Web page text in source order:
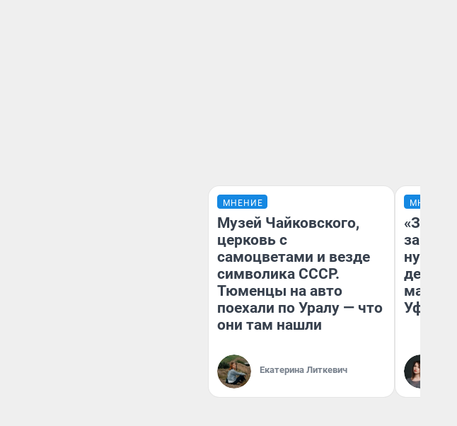
МНЕНИЕ
Музей Чайковского,
церковь с
самоцветами и везде
символика СССР.
Тюменцы на авто
поехали по Уралу — что
они там нашли
Екатерина Литкевич
МНЕНИЕ
дела с
Уфа